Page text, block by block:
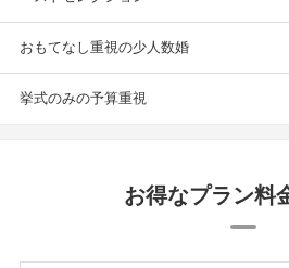
おもてなし重視の少人数婚
挙式のみの予算重視
お得なプラン料